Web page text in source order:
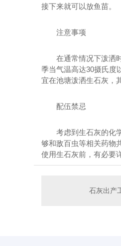
接下来就可以放鱼苗。
注意事项
在通常情况下泼洒
季当气温高达30摄氏度以
宜在池塘泼洒生石灰，
配伍禁忌
考虑到生石灰的化学
够和敌百虫等相关药物
使用生石灰前，有必要
石灰出产